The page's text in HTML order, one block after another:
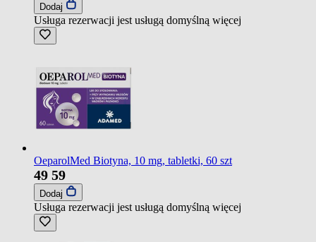
Dodaj
Usługa rezerwacji jest usługą domyślną więcej
OeparolMed Biotyna, 10 mg, tabletki, 60 szt
49 59
Dodaj
Usługa rezerwacji jest usługą domyślną więcej